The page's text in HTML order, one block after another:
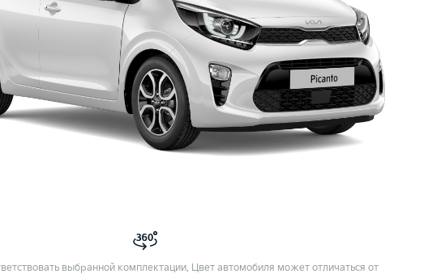
выбранной комплектации. Цвет автомобиля может отличаться от